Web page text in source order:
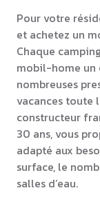
Pour votre
et achetez un
Chaque
mobil-home un
nombreuses
vacances toute
constructeur
30 ans, vous
adapté aux
surface, le
salles d’eau.